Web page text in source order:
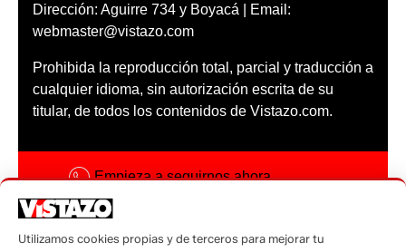
Dirección: Aguirre 734 y Boyacá | Email:
webmaster@vistazo.com
Prohibida la reproducción total, parcial y traducción a
cualquier idioma, sin autorización escrita de su
titular, de todos los contenidos de Vistazo.com.
Empieza a seguirnos ahora
Código ética
Utilizamos cookies propias y de terceros para mejorar tu